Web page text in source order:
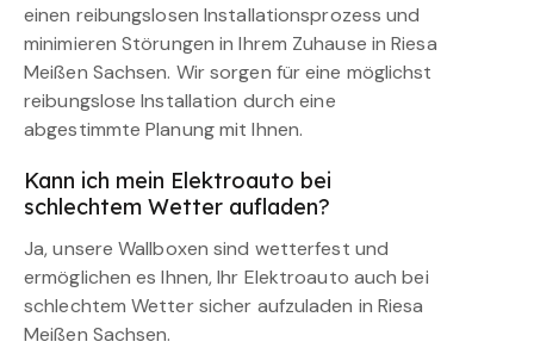
einen reibungslosen Installationsprozess und
minimieren Störungen in Ihrem Zuhause in Riesa
Meißen Sachsen. Wir sorgen für eine möglichst
reibungslose Installation durch eine
abgestimmte Planung mit Ihnen.
Kann ich mein Elektroauto bei
schlechtem Wetter aufladen?
Ja, unsere Wallboxen sind wetterfest und
ermöglichen es Ihnen, Ihr Elektroauto auch bei
schlechtem Wetter sicher aufzuladen in Riesa
Meißen Sachsen.